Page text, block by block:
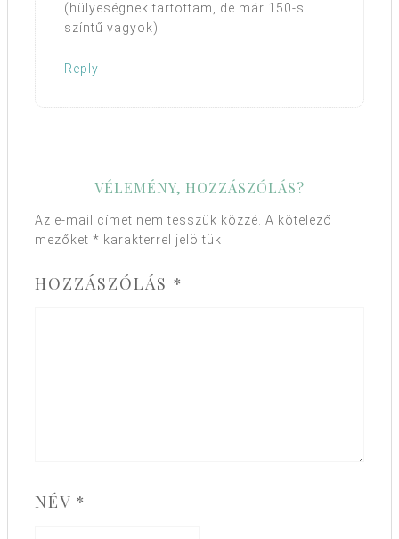
(hülyeségnek tartottam, de már 150-s
színtű vagyok)
Reply
VÉLEMÉNY, HOZZÁSZÓLÁS?
Az e-mail címet nem tesszük közzé. A kötelező
mezőket * karakterrel jelöltük
HOZZÁSZÓLÁS *
NÉV *